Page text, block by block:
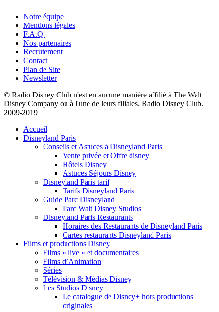
Notre équipe
Mentions légales
F.A.Q.
Nos partenaires
Recrutement
Contact
Plan de Site
Newsletter
© Radio Disney Club n'est en aucune manière affilié à The Walt
Disney Company ou à l'une de leurs filiales. Radio Disney Club.
2009-2019
Accueil
Disneyland Paris
Conseils et Astuces à Disneyland Paris
Vente privée et Offre disney
Hôtels Disney
Astuces Séjours Disney
Disneyland Paris tarif
Tarifs Disneyland Paris
Guide Parc Disneyland
Parc Walt Disney Studios
Disneyland Paris Restaurants
Horaires des Restaurants de Disneyland Paris
Cartes restaurants Disneyland Paris
Films et productions Disney
Films « live » et documentaires
Films d’Animation
Séries
Télévision & Médias Disney
Les Studios Disney
Le catalogue de Disney+ hors productions
originales